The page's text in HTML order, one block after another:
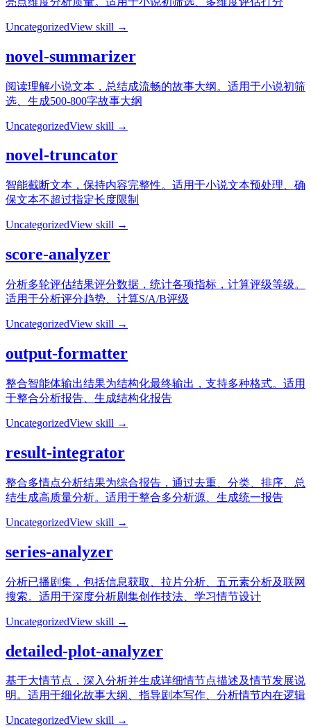
UncategorizedView skill →
novel-summarizer
阅读理解小说文本，总结成流畅的故事大纲。适用于小说初筛
选、生成500-800字故事大纲
UncategorizedView skill →
novel-truncator
智能截断文本，保持内容完整性。适用于小说文本预处理、确
保文本不超过指定长度限制
UncategorizedView skill →
score-analyzer
分析多轮评估结果评分数据，统计各项指标，计算评级等级。
适用于分析评分趋势、计算S/A/B评级
UncategorizedView skill →
output-formatter
整合智能体输出结果为结构化最终输出，支持多种格式。适用
于整合分析报告、生成结构化报告
UncategorizedView skill →
result-integrator
整合多情点分析结果为综合报告，通过去重、分类、排序、总
结生成高质量分析。适用于整合多分析源、生成统一报告
UncategorizedView skill →
series-analyzer
分析已播剧集，包括信息获取、拉片分析、五元素分析及联网
搜索。适用于深度分析剧集创作技法、学习情节设计
UncategorizedView skill →
detailed-plot-analyzer
基于大情节点，深入分析并生成详细情节点描述及情节发展说
明。适用于细化故事大纲、指导剧本写作、分析情节内在逻辑
UncategorizedView skill →